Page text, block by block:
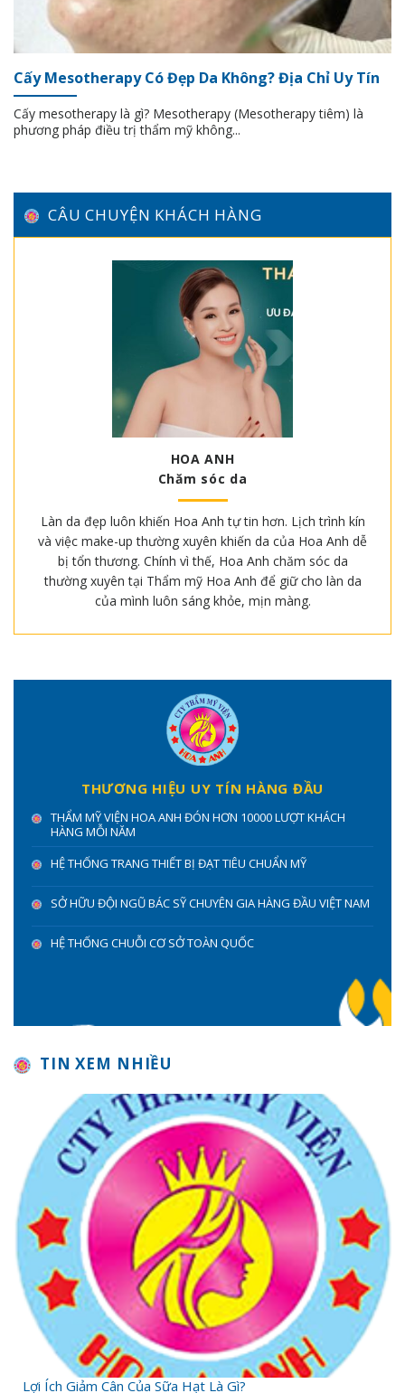
Cấy Mesotherapy Có Đẹp Da Không? Địa Chỉ Uy Tín
Cấy mesotherapy là gì? Mesotherapy (Mesotherapy tiêm) là
phương pháp điều trị thẩm mỹ không...
CÂU CHUYỆN KHÁCH HÀNG
HOA ANH
Chăm sóc da
Làn da đẹp luôn khiến Hoa Anh tự tin hơn. Lịch trình kín
và việc make-up thường xuyên khiến da của Hoa Anh dễ
bị tổn thương. Chính vì thế, Hoa Anh chăm sóc da
thường xuyên tại Thẩm mỹ Hoa Anh để giữ cho làn da
của mình luôn sáng khỏe, mịn màng.
THƯƠNG HIỆU UY TÍN HÀNG ĐẦU
THẨM MỸ VIỆN HOA ANH ĐÓN HƠN 10000 LƯỢT KHÁCH
HÀNG MỖI NĂM
HỆ THỐNG TRANG THIẾT BỊ ĐẠT TIÊU CHUẨN MỸ
SỞ HỮU ĐỘI NGŨ BÁC SỸ CHUYÊN GIA HÀNG ĐẦU VIỆT NAM
HỆ THỐNG CHUỖI CƠ SỞ TOÀN QUỐC
TIN XEM NHIỀU
Lợi Ích Giảm Cân Của Sữa Hạt Là Gì?